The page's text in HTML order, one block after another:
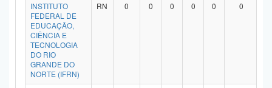
INSTITUTO
FEDERAL DE
EDUCAÇÃO,
CIÊNCIA E
TECNOLOGIA
DO RIO
GRANDE DO
NORTE (IFRN)
RN 0 0 0 0 0 0